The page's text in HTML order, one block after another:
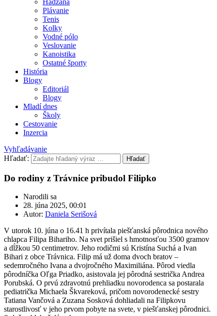
Hádzaná
Plávanie
Tenis
Kolky
Vodné pólo
Veslovanie
Kanoistika
Ostatné športy
História
Blogy
Editoriál
Blogy
Mladí dnes
Školy
Cestovanie
Inzercia
Vyhľadávanie
Hľadať:
Hľadať
Do rodiny z Trávnice pribudol Filipko
Narodili sa
28. júna 2025, 00:01
Autor: Daniela Serišová
V utorok 10. júna o 16.41 h privítala piešťanská pôrodnica nového
chlapca Filipa Bihariho. Na svet prišiel s hmotnosťou 3500 gramov
a dĺžkou 50 centimetrov. Jeho rodičmi sú Kristína Suchá a Ivan
Bihari z obce Trávnica. Filip má už doma dvoch bratov –
sedemročného Ivana a dvojročného Maximiliána. Pôrod viedla
pôrodníčka Oľga Priadko, asistovala jej pôrodná sestrička Andrea
Porubská. O prvú zdravotnú prehliadku novorodenca sa postarala
pediatrička Michaela Škvareková, pričom novorodenecké sestry
Tatiana Vančová a Zuzana Sosková dohliadali na Filipkovu
starostlivosť v jeho prvom pobyte na svete, v piešťanskej pôrodnici.